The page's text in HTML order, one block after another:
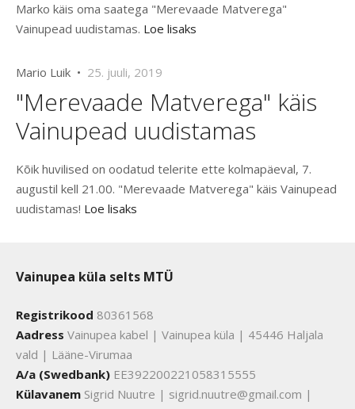
Marko käis oma saatega "Merevaade Matverega"
Vainupead uudistamas. Loe lisaks
Mario Luik • 25. juuli, 2019
"Merevaade Matverega" käis
Vainupead uudistamas
Kõik huvilised on oodatud telerite ette kolmapäeval, 7.
augustil kell 21.00. "Merevaade Matverega" käis Vainupead
uudistamas! Loe lisaks
Vainupea küla selts MTÜ
Registrikood 80361568
Aadress Vainupea kabel | Vainupea küla | 45446 Haljala
vald | Lääne-Virumaa
A/a (Swedbank) EE392200221058315555
Külavanem Sigrid Nuutre | sigrid.nuutre@gmail.com |